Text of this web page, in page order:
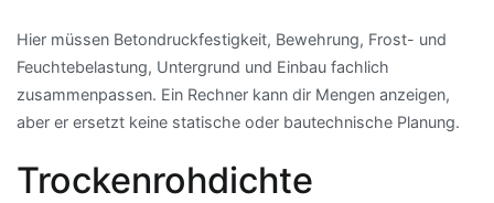
Hier müssen Betondruckfestigkeit, Bewehrung, Frost- und
Feuchtebelastung, Untergrund und Einbau fachlich
zusammenpassen. Ein Rechner kann dir Mengen anzeigen,
aber er ersetzt keine statische oder bautechnische Planung.
Trockenrohdichte